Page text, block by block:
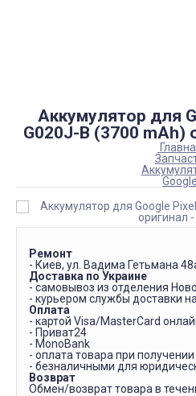
Аккумулятор для
G020J-B (3700 mAh)
Google
Ремонт
- Киев, ул. Вадима Гетьмана
Доставка по Украине
- самовывоз из отделения
- курьером службы доставки
Оплата
- картой Visa/MasterCard
- Приват24
- MonoBank
- оплата товара при получении
- безналичными для
Возврат
Обмен/возврат товара в